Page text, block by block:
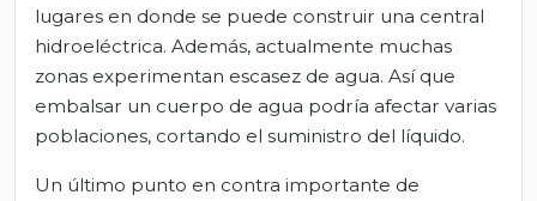
lugares en donde se puede construir una central
hidroeléctrica. Además, actualmente muchas
zonas experimentan escasez de agua. Así que
embalsar un cuerpo de agua podría afectar varias
poblaciones, cortando el suministro del líquido.
Un último punto en contra importante de